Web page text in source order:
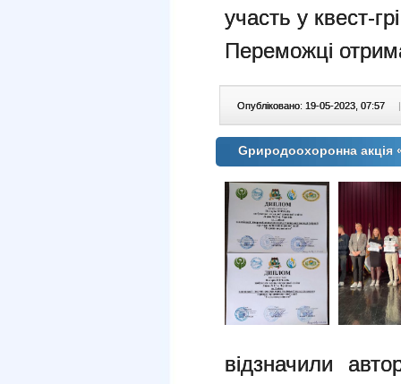
участь у квест-
Переможці
Опубліковано: 19-05-2023, 07:57 |
Gриродоохоронна акція
відзначили